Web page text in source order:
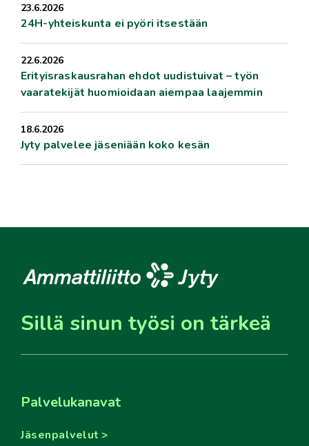
23.6.2026
24H-yhteiskunta ei pyöri itsestään
22.6.2026
Erityisraskausrahan ehdot uudistuivat – työn
vaaratekijät huomioidaan aiempaa laajemmin
18.6.2026
Jyty palvelee jäseniään koko kesän
Sillä sinun työsi on tärkeä
Palvelukanavat
Jäsenpalvelut